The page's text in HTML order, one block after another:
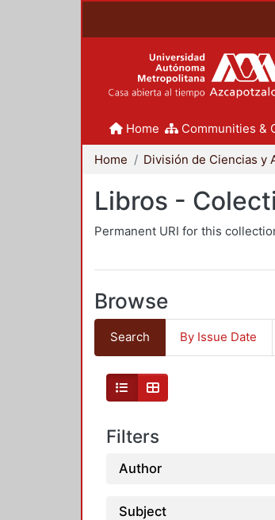
Home Communities &
Home
Libros -
Permanent URI for this
Browse
Search By Issue Date
Filters
Author
Subject